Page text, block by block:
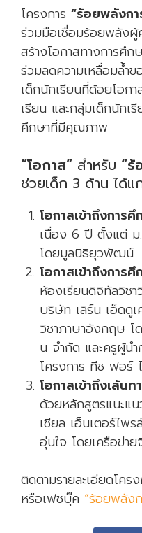
โครงการ “ร้อยพลังก
ร่วมมือเชื่อมร้อยพลังผู้
สร้างโอกาสทางการศึก
ร่วมลดความเหลื่อมล้ำ
เด็กนักเรียนที่ด้อยโอกา
เรียน และกลุ่มเด็กนักเ
ศึกษาที่มีคุณภาพ
“โอกาส” สำหรับ “ร้
ช่วยเด็ก 3 ด้าน ได้แ
โอกาสเข้าถึงการ
เนื่อง 6 ปี ตั้งแต่ ม
โดยมูลนิธิยุวพัฒน์
โอกาสเข้าถึงกา
ห้องเรียนดิจิทัลวิช
บริษัท เลิร์น เอ็ดดู
วิชาภาษาอังกฤษ โ
น จำกัด และครูผู้น
โครงการ ทีช ฟอร์
โอกาสเข้าถึงเส้น
ด้วยหลักสูตรแนะแ
เชียล เอ็นเตอร์ไพ
อุ่นใจ โดยเครือข่าย
ติดตามรายละเอียดโคร
หรือเฟซบุ๊ค “ร้อยพลัง